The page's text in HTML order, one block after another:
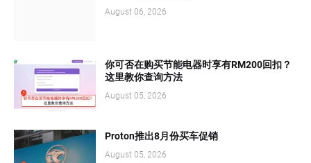
August 06, 2026
你可否在购买节能电器时享有RM200回扣？
这里教你查询方法
August 05, 2026
Proton推出8月份买车促销
August 05, 2026